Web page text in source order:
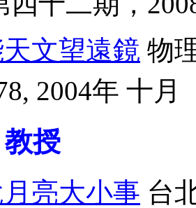
文望遠鏡 物
2004年 十月
授
亮大小事 台